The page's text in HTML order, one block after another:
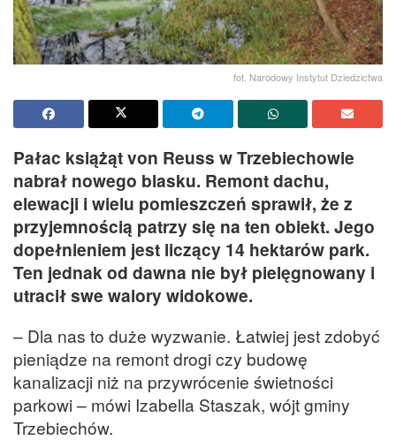
fot. Narodowy Instytut Dziedzictwa
Pałac książąt von Reuss w Trzebiechowie
nabrał nowego blasku. Remont dachu,
elewacji i wielu pomieszczeń sprawił, że z
przyjemnością patrzy się na ten obiekt. Jego
dopełnieniem jest liczący 14 hektarów park.
Ten jednak od dawna nie był pielęgnowany i
utracił swe walory widokowe.
– Dla nas to duże wyzwanie. Łatwiej jest zdobyć
pieniądze na remont drogi czy budowę
kanalizacji niż na przywrócenie świetności
parkowi – mówi Izabella Staszak, wójt gminy
Trzebiechów.